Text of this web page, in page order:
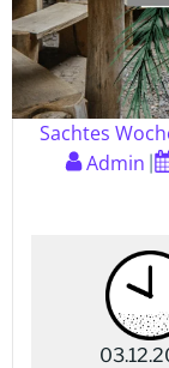
Sachtes
Admin